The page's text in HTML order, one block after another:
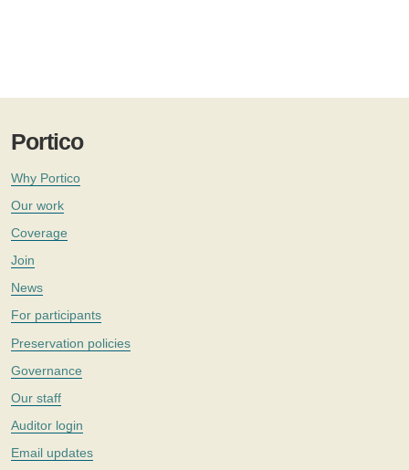
Portico
Why Portico
Our work
Coverage
Join
News
For participants
Preservation policies
Governance
Our staff
Auditor login
Email updates